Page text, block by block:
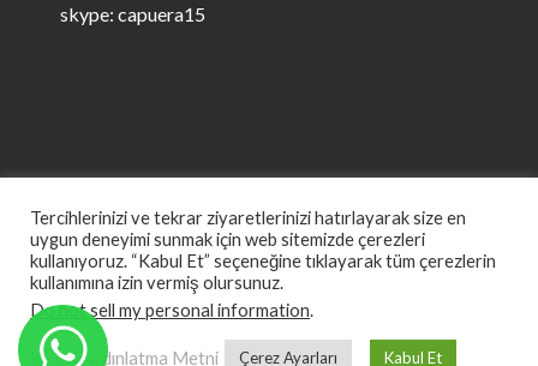
skype: capuera15
© All rights reserved to Data Media 1999 to ∞
Tercihlerinizi ve tekrar ziyaretlerinizi hatırlayarak size en
uygun deneyimi sunmak için web sitemizde çerezleri
kullanıyoruz. “Kabul Et” seçeneğine tıklayarak tüm çerezlerin
kullanımına izin vermiş olursunuz.
Do not sell my personal information.
KVKK Aydınlatma Metni Çerez Ayarları Kabul Et